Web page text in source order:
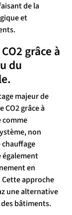
de la
et
grâce à
du
majeur de
grâce à
comme
non
également
en
approche
une alternative
bâtiments.